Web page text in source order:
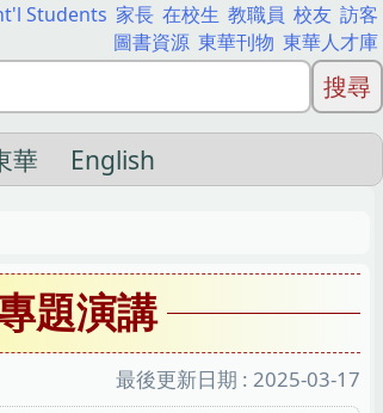
Students 家長 在校生 教職員 校友 訪客
圖書資源 東華刊物 東華人才庫
華 English
題演講
最後更新日期 : 2025-03-17